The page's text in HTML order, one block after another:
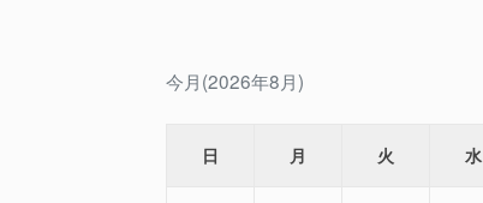
今月(2026年8月)
日 月 火 水